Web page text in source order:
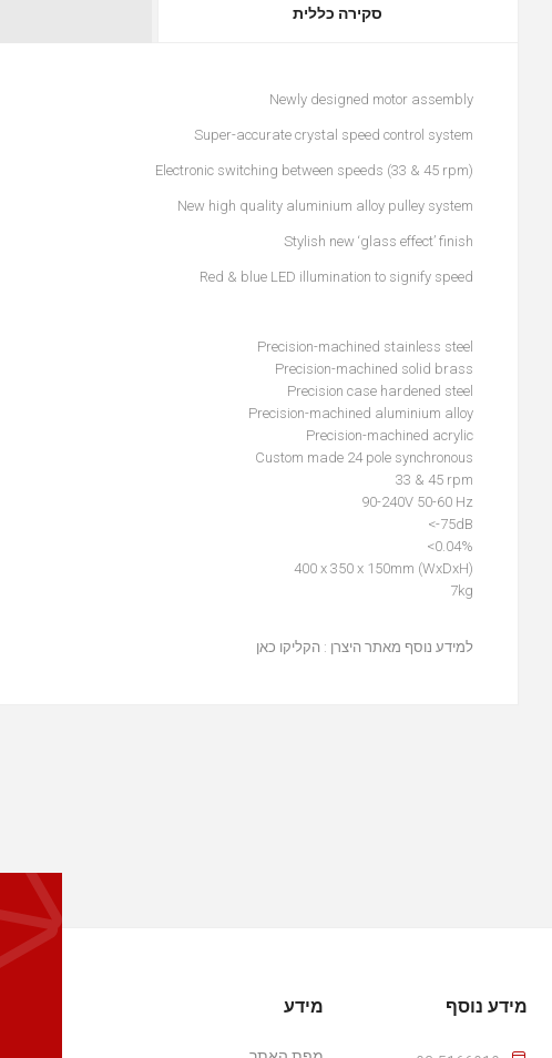
סקירה כללית
Newly designed motor assembly
Super-accurate crystal speed control system
Electronic switching between speeds (33 & 45 rpm)
New high quality aluminium alloy pulley system
Stylish new ‘glass effect’ finish
Red & blue LED illumination to signify speed
Precision-machined stainless steel
Precision-machined solid brass
Precision case hardened steel
Precision-machined aluminium alloy
Precision-machined acrylic
Custom made 24 pole synchronous
33 & 45 rpm
90-240V 50-60 Hz
<-75dB
<0.04%
400 x 350 x 150mm (WxDxH)
7kg
למידע נוסף מאתר היצרן : הקליקו כאן
מידע נוסף מידע